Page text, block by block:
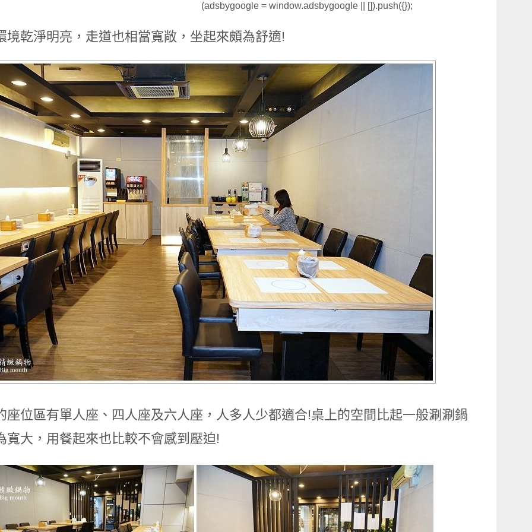
(adsbygoogle = window.adsbygoogle || []).push({});
乾淨明亮，走道也相當寬敞，坐起來頗為舒適!
位區有單人座、四人座及六人座，人多人少都適合!桌上的空間比起一般涮涮鍋
寬大，用餐起來也比較不會感到壓迫!